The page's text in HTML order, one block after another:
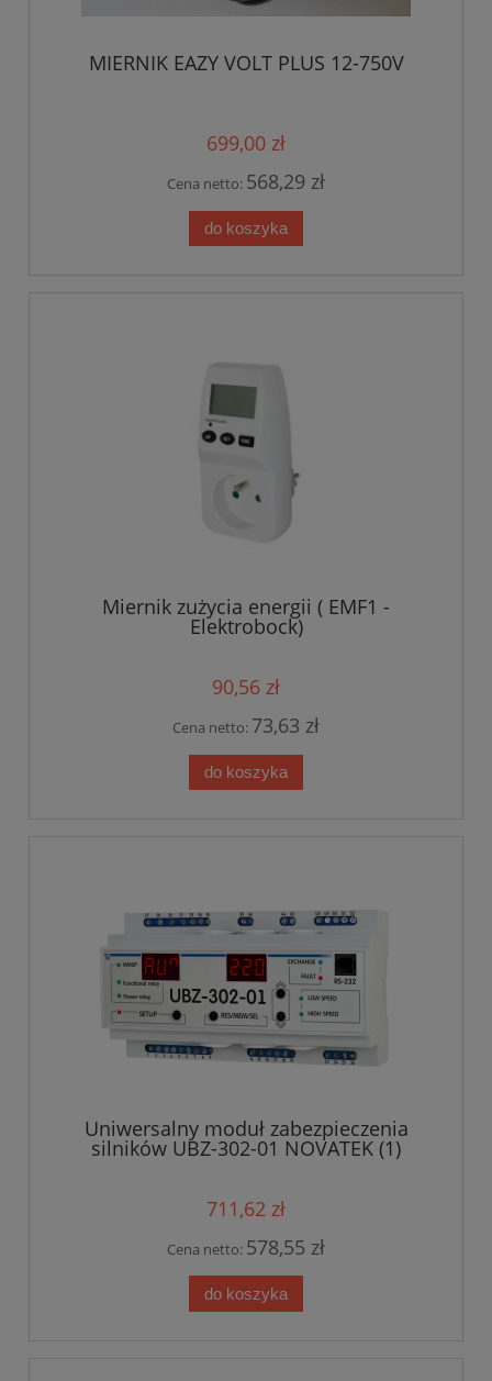
MIERNIK EAZY VOLT PLUS 12-750V
699,00 zł
Cena netto: 568,29 zł
do koszyka
Miernik zużycia energii ( EMF1 -
Elektrobock)
90,56 zł
Cena netto: 73,63 zł
do koszyka
Uniwersalny moduł zabezpieczenia
silników UBZ-302-01 NOVATEK (1)
711,62 zł
Cena netto: 578,55 zł
do koszyka